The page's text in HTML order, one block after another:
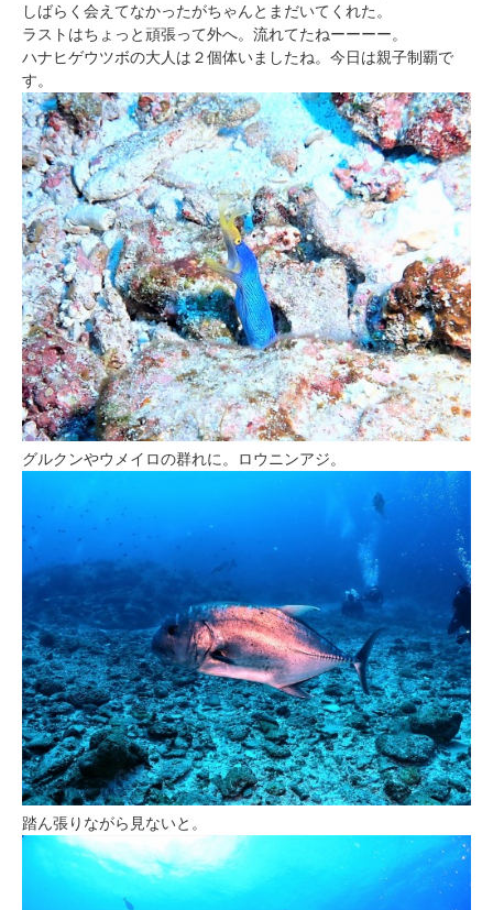
しばらく会えてなかったがちゃんとまだいてくれた。
ラストはちょっと頑張って外へ。流れてたねーーーー。
ハナヒゲウツボの大人は２個体いましたね。今日は親子制覇で
す。
グルクンやウメイロの群れに。ロウニンアジ。
踏ん張りながら見ないと。